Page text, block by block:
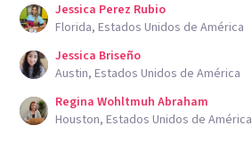
Jessica Perez Rubio
Florida, Estados Unidos de América
Jessica Briseño
Austin, Estados Unidos de América
Regina Wohltmuh Abraham
Houston, Estados Unidos de América